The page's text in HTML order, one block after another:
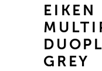
EIKEN
GREY